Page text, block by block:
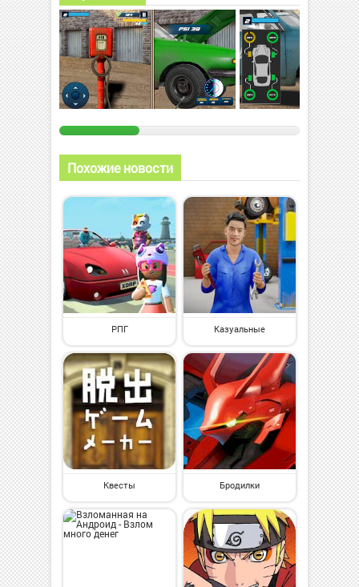
Похожие новости
РПГ Казуальные
Квесты Бродилки